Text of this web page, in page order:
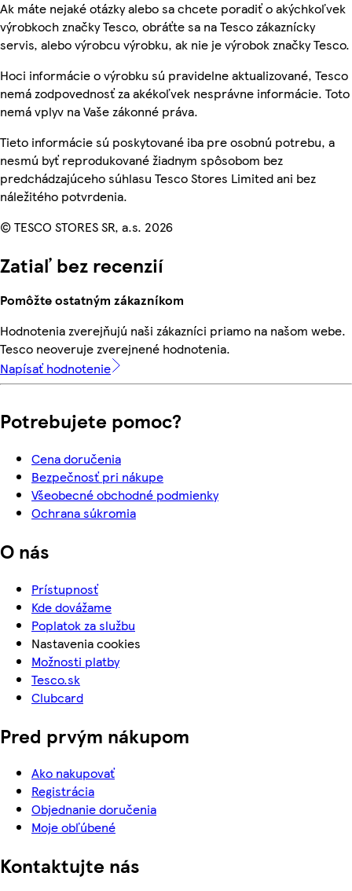
Ak máte nejaké otázky alebo sa chcete poradiť o akýchkoľvek
výrobkoch značky Tesco, obráťte sa na Tesco zákaznícky
servis, alebo výrobcu výrobku, ak nie je výrobok značky Tesco.
Hoci informácie o výrobku sú pravidelne aktualizované, Tesco
nemá zodpovednosť za akékoľvek nesprávne informácie. Toto
nemá vplyv na Vaše zákonné práva.
Tieto informácie sú poskytované iba pre osobnú potrebu, a
nesmú byť reprodukované žiadnym spôsobom bez
predchádzajúceho súhlasu Tesco Stores Limited ani bez
náležitého potvrdenia.
© TESCO STORES SR, a.s. 2026
Zatiaľ bez recenzií
Pomôžte ostatným zákazníkom
Hodnotenia zverejňujú naši zákazníci priamo na našom webe.
Tesco neoveruje zverejnené hodnotenia.
Napísať hodnotenie
Potrebujete pomoc?
Cena doručenia
Bezpečnosť pri nákupe
Všeobecné obchodné podmienky
Ochrana súkromia
O nás
Prístupnosť
Kde dovážame
Poplatok za službu
Nastavenia cookies
Možnosti platby
Tesco.sk
Clubcard
Pred prvým nákupom
Ako nakupovať
Registrácia
Objednanie doručenia
Moje obľúbené
Kontaktujte nás